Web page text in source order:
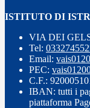
ISTITUTO DI
VIA DEI
Tel:
Email:
PEC:
C.F.:
IBAN: tutti i
piattaforma